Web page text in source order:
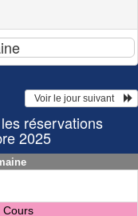
  Voir le jour suivant
réservations
2025
Cours